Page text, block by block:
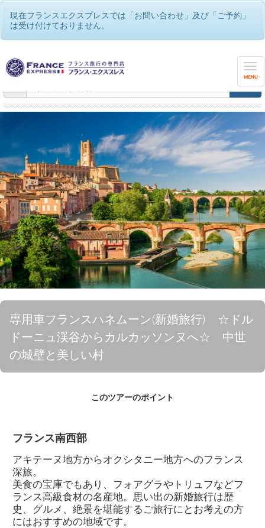
現在フランスエクスプレスでは「お問い合わせ」及び「ご予約」
は受け付けておりません。
MENU
フランスエクスプレス
/
フランスハネムーン（新婚旅行）＆ウェディング
専用車フランスハネムーン(新婚旅行) ☆ドル
ドーニュ渓谷からカルカッソンヌへ☆ 中世
の城壁と美しい村
このツアーのポイント
フランス南西部
アキテーヌ地方からオクシタニー地方へのフランス
深旅。
美食の宝庫でもあり、フォアグラやトリュフなどフ
ランス高級食材の名産地。思い出の新婚旅行は歴
史、グルメ、絶景を堪能するご旅行にとお考えの方
にはおすすめの地域です。